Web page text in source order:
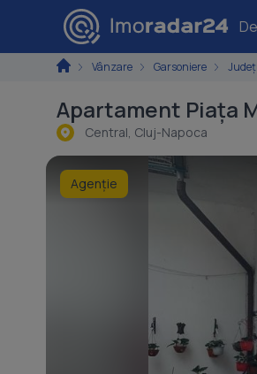
Vânzare Garsoniere
Apartament Piața
Central, Cluj-Napoca
Agenție